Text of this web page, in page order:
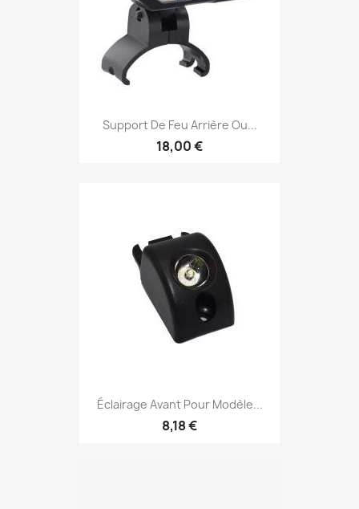
Support De Feu Arrière Ou...
18,00 €
Éclairage Avant Pour Modèle...
8,18 €